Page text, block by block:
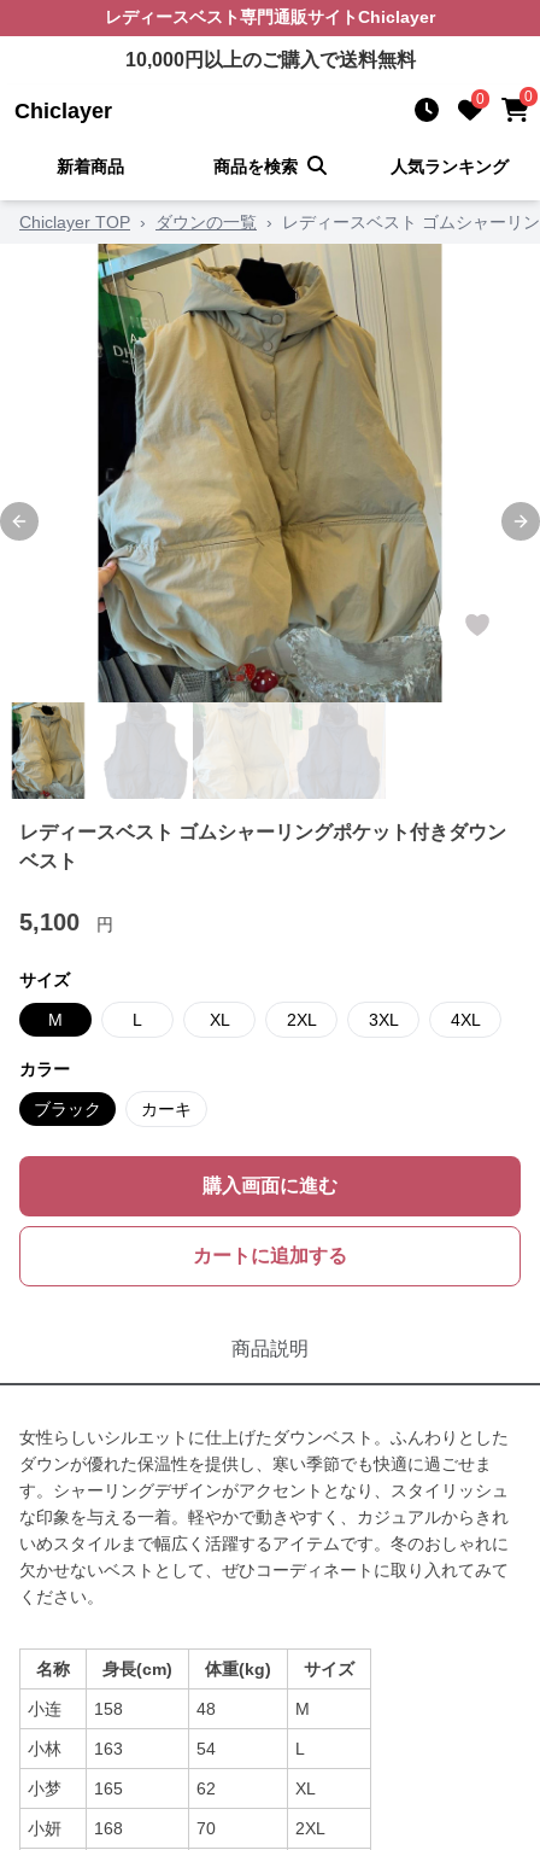
レディースベスト専門通販サイトChiclayer
10,000円以上のご購入で送料無料
Chiclayer 0 0
新着商品 商品を検索 人気ランキング
Chiclayer TOP › ダウンの一覧 › レディースベスト ゴムシャーリ
Previous slide
レディースベスト ゴムシャーリングポケット付きダウン
ベスト
5,100 円
サイズ
M L XL 2XL 3XL 4XL
カラー
ブラック カーキ
購入画面に進む
カートに追加する
商品説明
女性らしいシルエットに仕上げたダウンベスト。ふんわりとした
ダウンが優れた保温性を提供し、寒い季節でも快適に過ごせま
す。シャーリングデザインがアクセントとなり、スタイリッシュ
な印象を与える一着。軽やかで動きやすく、カジュアルからきれ
いめスタイルまで幅広く活躍するアイテムです。冬のおしゃれに
欠かせないベストとして、ぜひコーディネートに取り入れてみて
ください。
名称 身長(cm) 体重(kg) サイズ
小连 158 48 M
小林 163 54 L
小梦 165 62 XL
小妍 168 70 2XL